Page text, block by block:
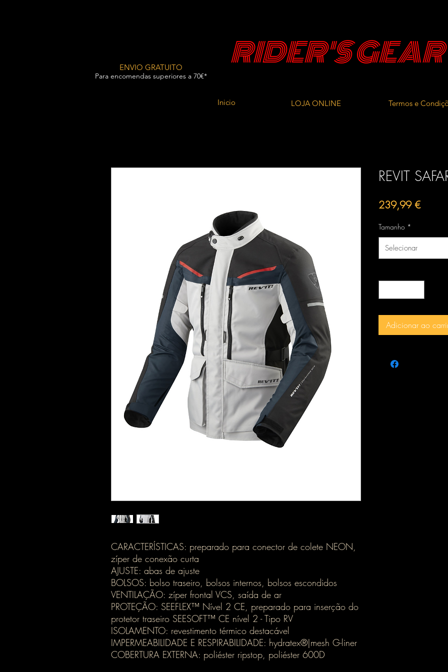
RIDER'S GEAR
ENVIO GRATUITO
Para encomendas superiores a 70€*
CARACTERÍSTICAS: preparado para conector de colete NEON,
zíper de conexão curta
AJUSTE: abas de ajuste
BOLSOS: bolso traseiro, bolsos internos, bolsos escondidos
VENTILAÇÃO: zíper frontal VCS, saída de ar
PROTEÇÃO: SEEFLEX™ Nível 2 CE, preparado para inserção do
protetor traseiro SEESOFT™ CE nível 2 - Tipo RV
ISOLAMENTO: revestimento térmico destacável
IMPERMEABILIDADE E RESPIRABILIDADE: hydratex®|mesh G-liner
COBERTURA EXTERNA: poliéster ripstop, poliéster 600D
REVIT
239,99 €Preço
Tamanho *
Selecionar
Adicionar ao
Inicio LOJA ONLINE Termos e